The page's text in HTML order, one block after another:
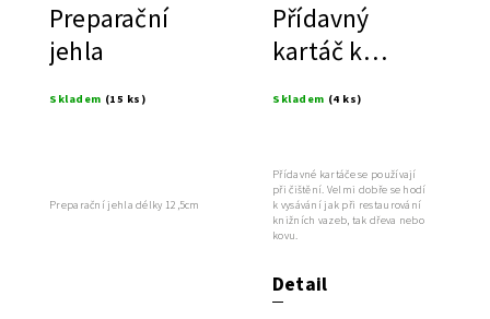
Preparační
jehla
Skladem (15 ks)
Preparační jehla délky 12,5cm
Přídavný
kartáč k
Skladem (4 ks)
Detail
Přídavné kartáče se používají
při čištění. Velmi dobře se hodí
k vysávání jak při restaurování
knižních vazeb, tak dřeva nebo
kovu.